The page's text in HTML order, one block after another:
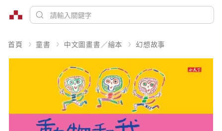
首頁 童書 中文圖畫書／繪本 幻想故事